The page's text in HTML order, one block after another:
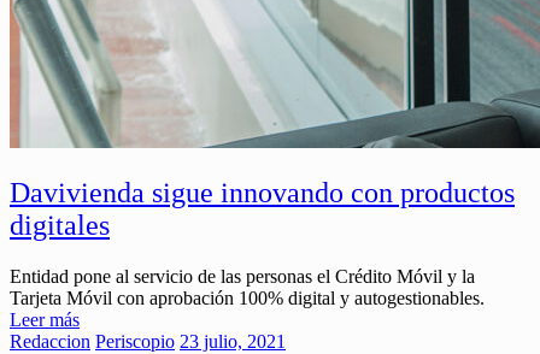
Davivienda sigue innovando con productos
digitales
Entidad pone al servicio de las personas el Crédito Móvil y la
Tarjeta Móvil con aprobación 100% digital y autogestionables.
Leer más
Redaccion Periscopio 23 julio, 2021